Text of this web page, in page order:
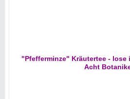
"Pfefferminze" Kräutertee - lose
Acht